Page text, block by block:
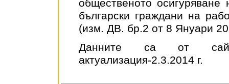
общественото
български граждани на
(изм. ДВ. бр.2 от 8 Януари
Данните са от
актуализация-2.3.2014 г.